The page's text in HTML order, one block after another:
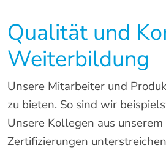
Qualität und
Weiterbildung
Unsere Mitarbeiter und
zu bieten. So sind wir
Unsere Kollegen aus
Zertifizierungen